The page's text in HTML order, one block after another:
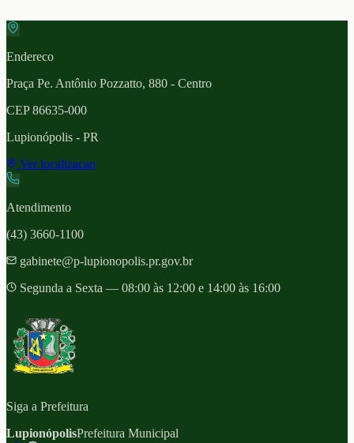
Endereco
Praça Pe. Antônio Pozzatto, 880 - Centro
CEP86635-000
Lupionópolis - PR
Ver localizacao
Atendimento
(43) 3660-1100
gabinete@p-lupionopolis.pr.gov.br
Segunda a Sexta — 08:00 às 12:00 e 14:00 às 16:00
Siga a Prefeitura
LupionópolisPrefeitura Municipal